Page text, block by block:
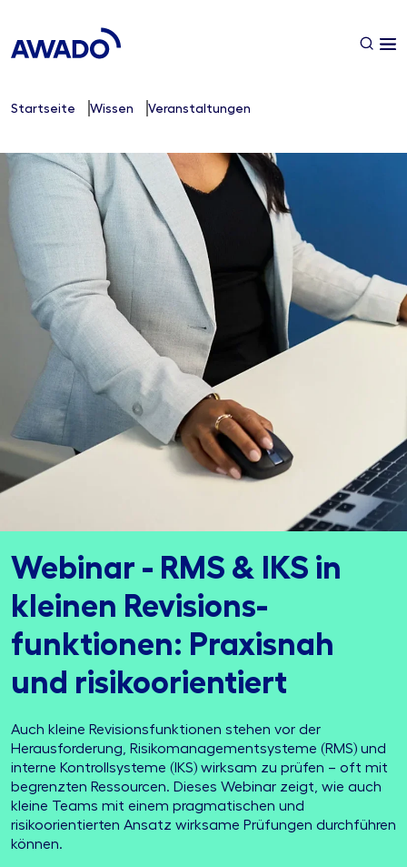
Startseite Wissen Veranstaltungen
Webinar - RMS & IKS in
kleinen Revisions-
funktionen: Praxisnah
und risikoorientiert
Auch kleine Revisionsfunktionen stehen vor der
Herausforderung, Risikomanagementsysteme (RMS) und
interne Kontrollsysteme (IKS) wirksam zu prüfen – oft mit
begrenzten Ressourcen. Dieses Webinar zeigt, wie auch
kleine Teams mit einem pragmatischen und
risikoorientierten Ansatz wirksame Prüfungen durchführen
können.